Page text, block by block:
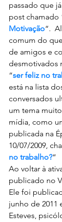
passado que
post chamado
Motivação“.
comum do
de amigos e
desmotivados
“ser feliz no
está na lista
conversados
um tema
mídia, como
publicada na
10/07/2009,
no trabalho?“
Ao voltar à
publicado no
Ele foi
junho de 2011
Esteves,